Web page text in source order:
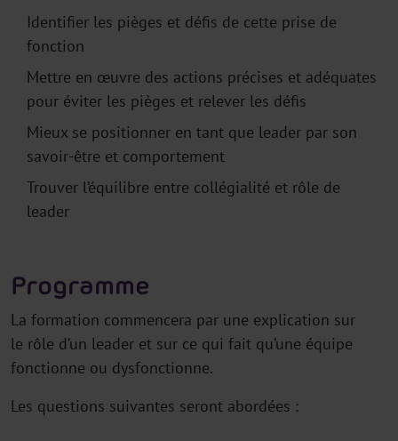
Identifier les pièges et défis de cette prise de
fonction
Mettre en œuvre des actions précises et adéquates
pour éviter les pièges et relever les défis
Mieux se positionner en tant que leader par son
savoir-être et comportement
Trouver l’équilibre entre collégialité et rôle de
leader
Programme
La formation commencera par une explication sur
le rôle d’un leader et sur ce qui fait qu’une équipe
fonctionne ou dysfonctionne.
Les questions suivantes seront abordées :